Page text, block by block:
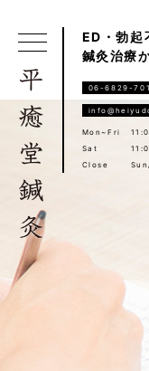
ED・勃起
鍼灸治療
06-6829-
Mon~Fri
Sat
Close